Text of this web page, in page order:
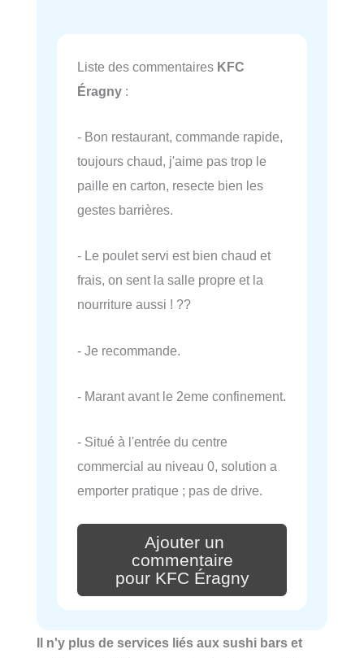
Liste des commentaires KFC
Éragny :
- Bon restaurant, commande rapide,
toujours chaud, j'aime pas trop le
paille en carton, resecte bien les
gestes barrières.
- Le poulet servi est bien chaud et
frais, on sent la salle propre et la
nourriture aussi ! ??
- Je recommande.
- Marant avant le 2eme confinement.
- Situé à l'entrée du centre
commercial au niveau 0, solution a
emporter pratique ; pas de drive.
Ajouter un
commentaire
pour KFC Éragny
Il n'y plus de services liés aux sushi bars et